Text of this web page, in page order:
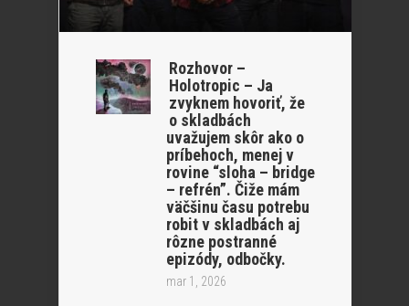
Rozhovor –
Holotropic – Ja
zvyknem hovoriť, že
o skladbách
uvažujem skôr ako o
príbehoch, menej v
rovine “sloha – bridge
– refrén”. Čiže mám
väčšinu času potrebu
robit v skladbách aj
rôzne postranné
epizódy, odbočky.
mar 1, 2026